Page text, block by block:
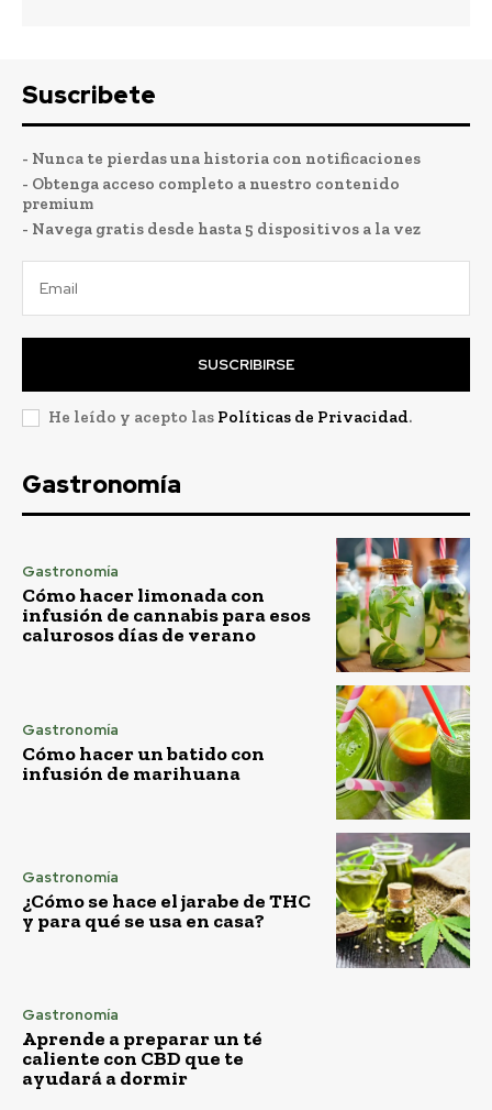
Suscribete
- Nunca te pierdas una historia con notificaciones
- Obtenga acceso completo a nuestro contenido
premium
- Navega gratis desde hasta 5 dispositivos a la vez
SUSCRIBIRSE
He leído y acepto las Políticas de Privacidad.
Gastronomía
Gastronomía
Cómo hacer limonada con
infusión de cannabis para esos
calurosos días de verano
Gastronomía
Cómo hacer un batido con
infusión de marihuana
Gastronomía
¿Cómo se hace el jarabe de THC
y para qué se usa en casa?
Gastronomía
Aprende a preparar un té
caliente con CBD que te
ayudará a dormir